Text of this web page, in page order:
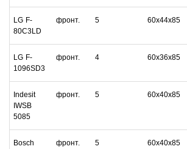
LG F-
80C3LD
фронт. 5 60х44х85
LG F-
1096SD3
фронт. 4 60х36х85
Indesit
IWSB
5085
фронт. 5 60х40х85
Bosch
фронт. 5 60х40х85